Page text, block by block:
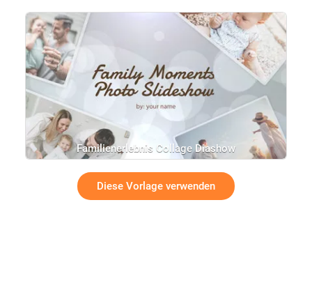
Familienerlebnis Collage Diashow
Diese Vorlage verwenden